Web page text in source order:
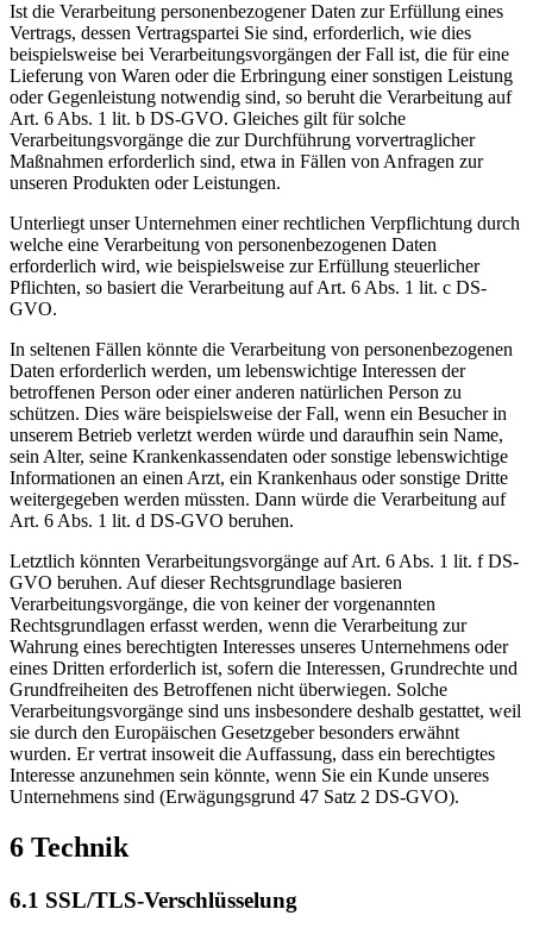
Ist die Verarbeitung personenbezogener Daten zur Erfüllung eines
Vertrags, dessen Vertragspartei Sie sind, erforderlich, wie dies
beispielsweise bei Verarbeitungsvorgängen der Fall ist, die für eine
Lieferung von Waren oder die Erbringung einer sonstigen Leistung
oder Gegenleistung notwendig sind, so beruht die Verarbeitung auf
Art. 6 Abs. 1 lit. b DS-GVO. Gleiches gilt für solche
Verarbeitungsvorgänge die zur Durchführung vorvertraglicher
Maßnahmen erforderlich sind, etwa in Fällen von Anfragen zur
unseren Produkten oder Leistungen.
Unterliegt unser Unternehmen einer rechtlichen Verpflichtung durch
welche eine Verarbeitung von personenbezogenen Daten
erforderlich wird, wie beispielsweise zur Erfüllung steuerlicher
Pflichten, so basiert die Verarbeitung auf Art. 6 Abs. 1 lit. c DS-
GVO.
In seltenen Fällen könnte die Verarbeitung von personenbezogenen
Daten erforderlich werden, um lebenswichtige Interessen der
betroffenen Person oder einer anderen natürlichen Person zu
schützen. Dies wäre beispielsweise der Fall, wenn ein Besucher in
unserem Betrieb verletzt werden würde und daraufhin sein Name,
sein Alter, seine Krankenkassendaten oder sonstige lebenswichtige
Informationen an einen Arzt, ein Krankenhaus oder sonstige Dritte
weitergegeben werden müssten. Dann würde die Verarbeitung auf
Art. 6 Abs. 1 lit. d DS-GVO beruhen.
Letztlich könnten Verarbeitungsvorgänge auf Art. 6 Abs. 1 lit. f DS-
GVO beruhen. Auf dieser Rechtsgrundlage basieren
Verarbeitungsvorgänge, die von keiner der vorgenannten
Rechtsgrundlagen erfasst werden, wenn die Verarbeitung zur
Wahrung eines berechtigten Interesses unseres Unternehmens oder
eines Dritten erforderlich ist, sofern die Interessen, Grundrechte und
Grundfreiheiten des Betroffenen nicht überwiegen. Solche
Verarbeitungsvorgänge sind uns insbesondere deshalb gestattet, weil
sie durch den Europäischen Gesetzgeber besonders erwähnt
wurden. Er vertrat insoweit die Auffassung, dass ein berechtigtes
Interesse anzunehmen sein könnte, wenn Sie ein Kunde unseres
Unternehmens sind (Erwägungsgrund 47 Satz 2 DS-GVO).
6 Technik
6.1 SSL/TLS-Verschlüsselung